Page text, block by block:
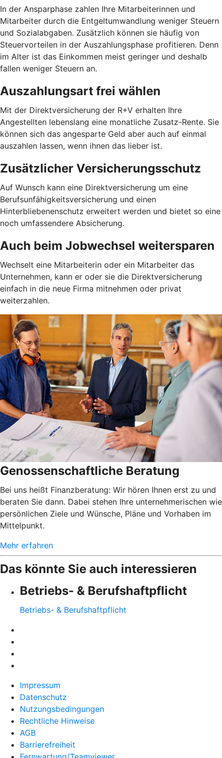
In der Ansparphase zahlen Ihre Mitarbeiterinnen und
Mitarbeiter durch die Entgeltumwandlung weniger Steuern
und Sozialabgaben. Zusätzlich können sie häufig von
Steuervorteilen in der Auszahlungsphase profitieren. Denn
im Alter ist das Einkommen meist geringer und deshalb
fallen weniger Steuern an.
Auszahlungsart frei wählen
Mit der Direktversicherung der R+V erhalten Ihre
Angestellten lebenslang eine monatliche Zusatz-Rente. Sie
können sich das angesparte Geld aber auch auf einmal
auszahlen lassen, wenn ihnen das lieber ist.
Zusätzlicher Versicherungsschutz
Auf Wunsch kann eine Direktversicherung um eine
Berufsunfähigkeitsversicherung und einen
Hinterbliebenenschutz erweitert werden und bietet so eine
noch umfassendere Absicherung.
Auch beim Jobwechsel weitersparen
Wechselt eine Mitarbeiterin oder ein Mitarbeiter das
Unternehmen, kann er oder sie die Direktversicherung
einfach in die neue Firma mitnehmen oder privat
weiterzahlen.
Genossenschaftliche Beratung
Bei uns heißt Finanzberatung: Wir hören Ihnen erst zu und
beraten Sie dann. Dabei stehen Ihre unternehmerischen wie
persönlichen Ziele und Wünsche, Pläne und Vorhaben im
Mittelpunkt.
Mehr erfahren
Das könnte Sie auch interessieren
Betriebs- & Berufshaftpflicht
Betriebs- & Berufshaftpflicht
Impressum
Datenschutz
Nutzungsbedingungen
Rechtliche Hinweise
AGB
Barrierefreiheit